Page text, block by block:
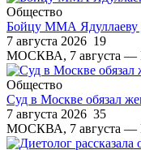
Общество
Бойцу ММА Ядуллаеву
7 августа 2026 19
МОСКВА, 7 августа —
Общество
Суд в Москве обязал
7 августа 2026 35
МОСКВА, 7 августа —